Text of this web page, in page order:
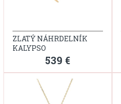
ZLATÝ NÁHRDELNÍK
KALYPSO
539 €